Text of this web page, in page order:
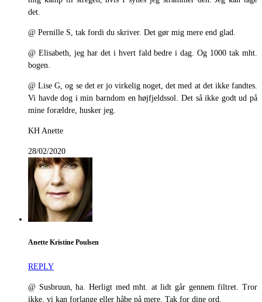
det.
@ Pernille S, tak fordi du skriver. Det gør mig mere end glad.
@ Elisabeth, jeg har det i hvert fald bedre i dag. Og 1000 tak mht.
bogen.
@ Lise G, og se det er jo virkelig noget, det med at det ikke fandtes.
Vi havde dog i min barndom en højfjeldssol. Det så ikke godt ud på
mine forældre, husker jeg.
KH Anette
28/02/2020
Anette Kristine Poulsen
REPLY
@ Susbruun, ha. Herligt med mht. at lidt går gennem filtret. Tror
ikke, vi kan forlange eller håbe på mere. Tak for dine ord.